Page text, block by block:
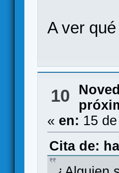
A ver
10
« en: 15
Cita de: